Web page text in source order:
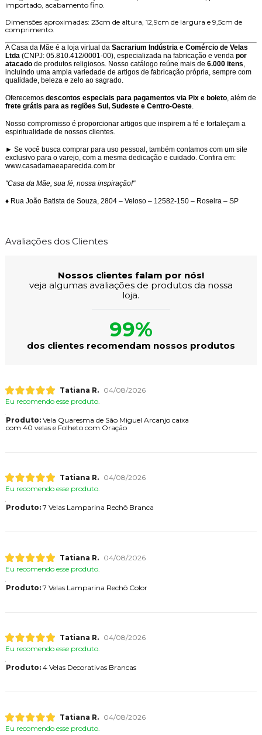
importado, acabamento fino.
Dimensões aproximadas: 23cm de altura, 12,9cm de largura e 9,5cm de
comprimento.
A Casa da Mãe é a loja virtual daSacrarium Indústria e Comércio de Velas
Ltda(CNPJ: 05.810.412/0001-00), especializada na fabricação e venda por
atacadode produtos religiosos. Nosso catálogo reúne mais de 6.000 itens,
incluindo uma ampla variedade de artigos de fabricação própria, sempre com
qualidade, beleza e zelo ao sagrado.
Oferecemos descontos especiais para pagamentos via Pix e boleto, além de
frete grátis para as regiões Sul, Sudeste e Centro-Oeste.
Nosso compromisso é proporcionar artigos que inspirem a fé e fortaleçam a
espiritualidade de nossos clientes.
► Se você busca comprar para uso pessoal, também contamos com um site
exclusivo para o varejo, com a mesma dedicação e cuidado. Confira em:
www.casadamaeaparecida.com.br
"Casa da Mãe, sua fé, nossa inspiração!"
♦ Rua João Batista de Souza, 2804 – Veloso – 12582-150 – Roseira – SP
Avaliações dos Clientes
Nossos clientes falam por nós!
veja algumas avaliações de produtos da nossa
loja.
99%
dos clientes recomendam nossos produtos
Tatiana R.
04/08/2026
Eu recomendo esse produto.
Produto:Vela Quaresma de São Miguel Arcanjo caixa
com 40 velas e Folheto com Oração
Tatiana R.
04/08/2026
Eu recomendo esse produto.
Produto:7 Velas Lamparina Rechô Branca
Tatiana R.
04/08/2026
Eu recomendo esse produto.
Produto:7 Velas Lamparina Rechô Color
Tatiana R.
04/08/2026
Eu recomendo esse produto.
Produto:4 Velas Decorativas Brancas
Tatiana R.
04/08/2026
Eu recomendo esse produto.